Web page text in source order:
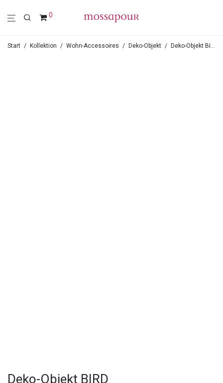
0
Start / Kollektion / Wohn-Accessoires / Deko-Objekt / Deko-Objekt BIRD
Deko-Objekt BIRD